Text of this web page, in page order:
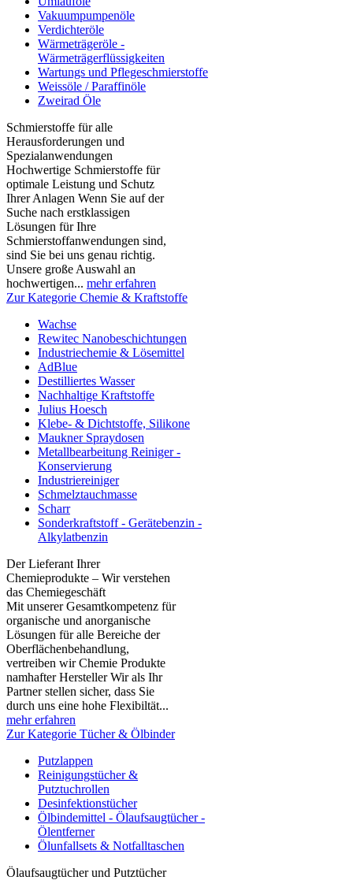
Vakuumpumpenöle
Verdichteröle
Wärmeträgeröle -
Wärmeträgerflüssigkeiten
Wartungs und Pflegeschmierstoffe
Weissöle / Paraffinöle
Zweirad Öle
Schmierstoffe für alle
Herausforderungen und
Spezialanwendungen
Hochwertige Schmierstoffe für
optimale Leistung und Schutz
Ihrer Anlagen Wenn Sie auf der
Suche nach erstklassigen
Lösungen für Ihre
Schmierstoffanwendungen sind,
sind Sie bei uns genau richtig.
Unsere große Auswahl an
hochwertigen... mehr erfahren
Zur Kategorie Chemie & Kraftstoffe
Wachse
Rewitec Nanobeschichtungen
Industriechemie & Lösemittel
AdBlue
Destilliertes Wasser
Nachhaltige Kraftstoffe
Julius Hoesch
Klebe- & Dichtstoffe, Silikone
Maukner Spraydosen
Metallbearbeitung Reiniger -
Konservierung
Industriereiniger
Schmelztauchmasse
Scharr
Sonderkraftstoff - Gerätebenzin -
Alkylatbenzin
Der Lieferant Ihrer
Chemieprodukte – Wir verstehen
das Chemiegeschäft
Mit unserer Gesamtkompetenz für
organische und anorganische
Lösungen für alle Bereiche der
Oberflächenbehandlung,
vertreiben wir Chemie Produkte
namhafter Hersteller Wir als Ihr
Partner stellen sicher, dass Sie
durch uns eine hohe Flexibiltät...
mehr erfahren
Zur Kategorie Tücher & Ölbinder
Putzlappen
Reinigungstücher &
Putztuchrollen
Desinfektionstücher
Ölbindemittel - Ölaufsaugtücher -
Ölentferner
Ölunfallsets & Notfalltaschen
Ölaufsaugtücher und Putztücher